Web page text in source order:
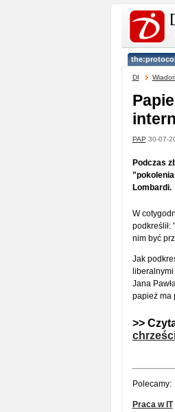
DI
PAP 30-07-
Podczas
"pokolenia
Lombardi.
W
podkreślił:
nim być
Jak
Jana
papież ma
>>
Polecamy:
Praca w IT|